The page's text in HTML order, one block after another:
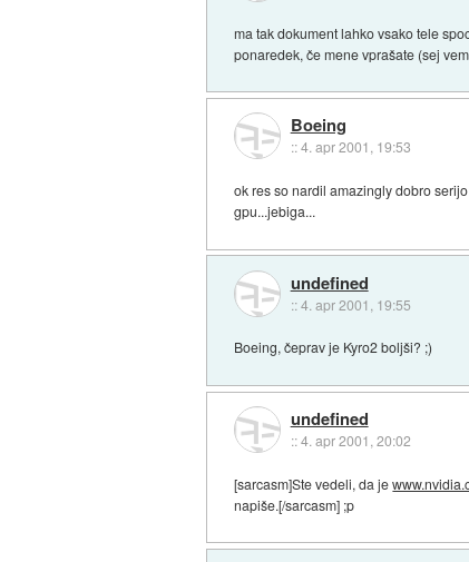
ma tak dokument lahko vsako tele
ponaredek, če mene vprašate (sej
Boeing
::4. apr 2001, 19:53
ok res so nardil amazingly dobro
gpu...jebiga...
undefined
::4. apr 2001, 19:55
Boeing, čeprav je Kyro2 boljši? ;)
undefined
::4. apr 2001, 20:02
[sarcasm]Ste vedeli, da je
napiše.[/sarcasm] ;p